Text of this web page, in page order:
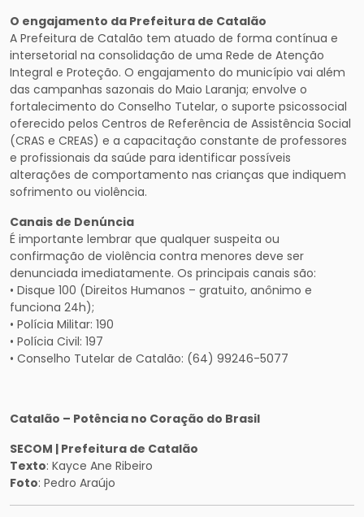
O engajamento da Prefeitura de Catalão
A Prefeitura de Catalão tem atuado de forma contínua e
intersetorial na consolidação de uma Rede de Atenção
Integral e Proteção. O engajamento do município vai além
das campanhas sazonais do Maio Laranja; envolve o
fortalecimento do Conselho Tutelar, o suporte psicossocial
oferecido pelos Centros de Referência de Assistência Social
(CRAS e CREAS) e a capacitação constante de professores
e profissionais da saúde para identificar possíveis
alterações de comportamento nas crianças que indiquem
sofrimento ou violência.
Canais de Denúncia
É importante lembrar que qualquer suspeita ou
confirmação de violência contra menores deve ser
denunciada imediatamente. Os principais canais são:
• Disque 100 (Direitos Humanos – gratuito, anônimo e
funciona 24h);
• Polícia Militar: 190
• Polícia Civil: 197
• Conselho Tutelar de Catalão: (64) 99246-5077
Catalão – Potência no Coração do Brasil
SECOM | Prefeitura de Catalão
Texto: Kayce Ane Ribeiro
Foto: Pedro Araújo